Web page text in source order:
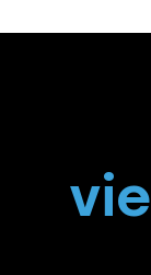
vie